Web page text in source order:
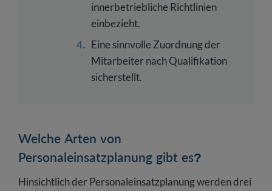
innerbetriebliche Richtlinien
einbezieht.
Eine sinnvolle Zuordnung der
Mitarbeiter nach Qualifikation
sicherstellt.
Welche Arten von
Personaleinsatzplanung gibt es?
Hinsichtlich der Personaleinsatzplanung werden drei